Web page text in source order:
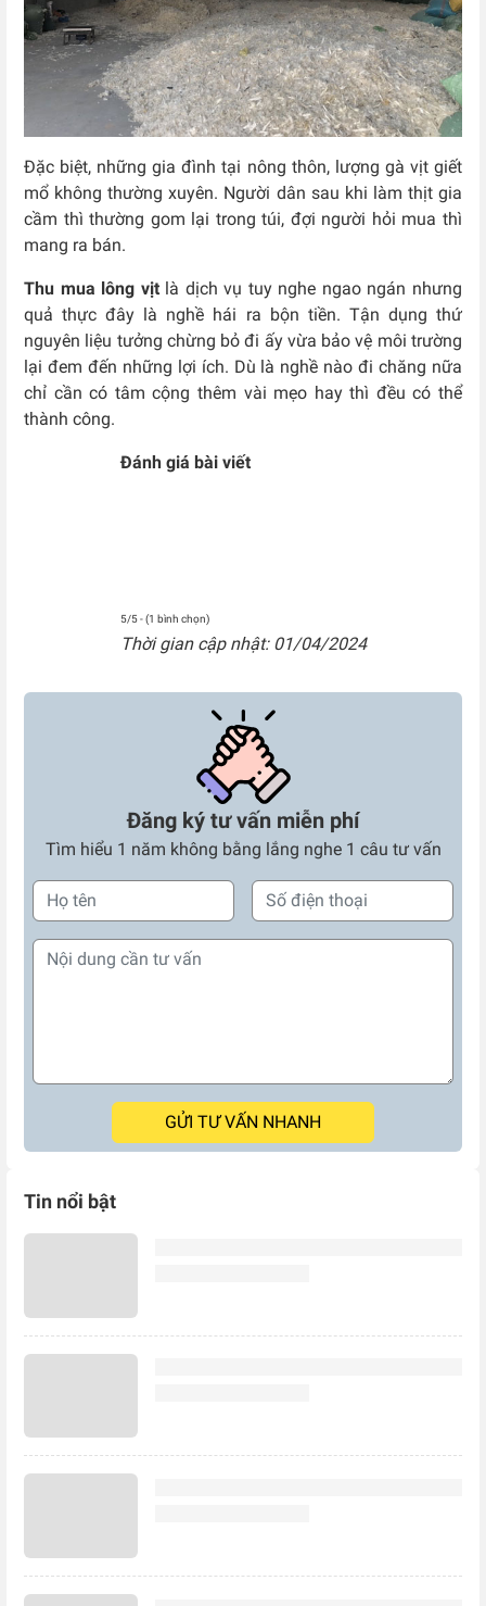
Đặc biệt, những gia đình tại nông thôn, lượng gà vịt giết
mổ không thường xuyên. Người dân sau khi làm thịt gia
cầm thì thường gom lại trong túi, đợi người hỏi mua thì
mang ra bán.
Thu mua lông vịtlà dịch vụ tuy nghe ngao ngán nhưng
quả thực đây là nghề hái ra bộn tiền. Tận dụng thứ
nguyên liệu tưởng chừng bỏ đi ấy vừa bảo vệ môi trường
lại đem đến những lợi ích. Dù là nghề nào đi chăng nữa
chỉ cần có tâm cộng thêm vài mẹo hay thì đều có thể
thành công.
Đánh giá bài viết
5/5 - (1 bình chọn)
Thời gian cập nhật: 01/04/2024
Đăng ký tư vấn miễn phí
Tìm hiểu 1 năm không bằng lắng nghe 1 câu tư vấn
GỬI TƯ VẤN NHANH
Tin nổi bật